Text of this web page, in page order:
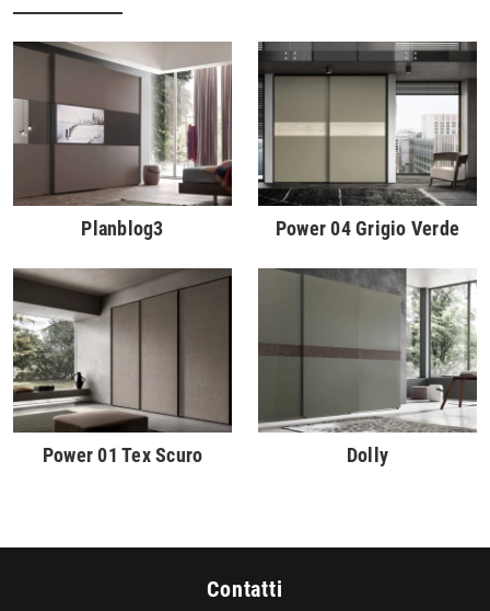
Planblog3 Power 04 Grigio Verde
Power 01 Tex Scuro Dolly
Contatti